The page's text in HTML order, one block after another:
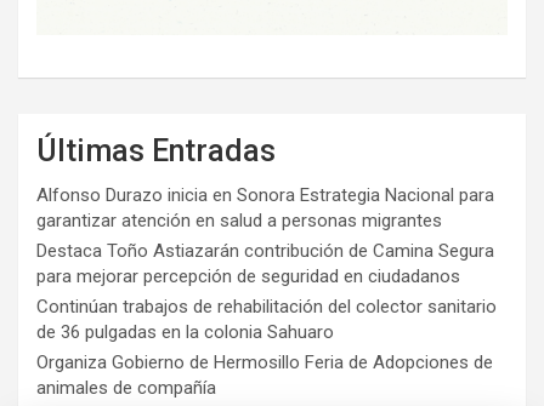
Últimas Entradas
Alfonso Durazo inicia en Sonora Estrategia Nacional para
garantizar atención en salud a personas migrantes
Destaca Toño Astiazarán contribución de Camina Segura
para mejorar percepción de seguridad en ciudadanos
Continúan trabajos de rehabilitación del colector sanitario
de 36 pulgadas en la colonia Sahuaro
Organiza Gobierno de Hermosillo Feria de Adopciones de
animales de compañía